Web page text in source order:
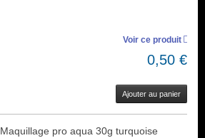
Voir ce produit
0,50 €
Ajouter au panier
Maquillage pro aqua 30g turquoise